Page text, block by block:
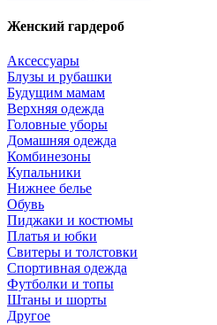
Женский гардероб
Аксессуары
Блузы и рубашки
Будущим мамам
Верхняя одежда
Головные уборы
Домашняя одежда
Комбинезоны
Купальники
Нижнее белье
Обувь
Пиджаки и костюмы
Платья и юбки
Свитеры и толстовки
Спортивная одежда
Футболки и топы
Штаны и шорты
Другое